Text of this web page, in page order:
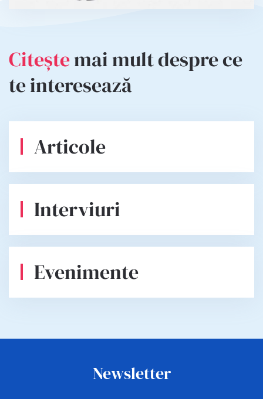
Citeștemai mult despre ce
te interesează
Articole
Interviuri
Evenimente
Newsletter